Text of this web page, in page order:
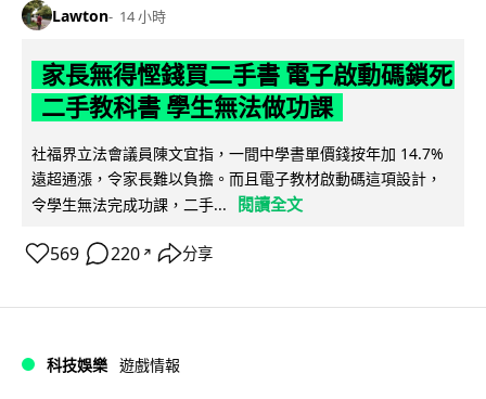
Lawton 14 小時
家長無得慳錢買二手書 電子啟動碼鎖死
二手教科書 學生無法做功課
社福界立法會議員陳文宜指，一間中學書單價錢按年加 14.7%
遠超通漲，令家長難以負擔。而且電子教材啟動碼這項設計，
令學生無法完成功課，二手...
閱讀全文
569 220 ↗ 分享
科技娛樂 遊戲情報